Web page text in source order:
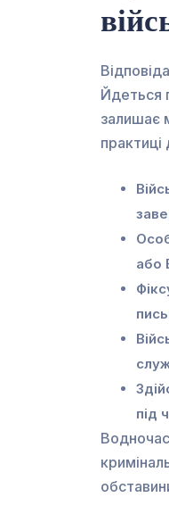
Йдеться
залишає
або
під